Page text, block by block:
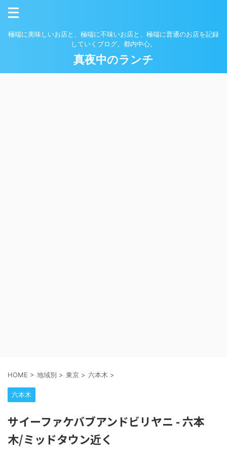
極端に美味しいお店と、極端に不味いお店と、極端に普通のお店を記録
していくブログ。都内中心。
真夜中のランチ
HOME > 地域別 > 東京 > 六本木 >
六本木
サイーファケバブアンドビリヤニ - 六本
木/ミッドタウン近く